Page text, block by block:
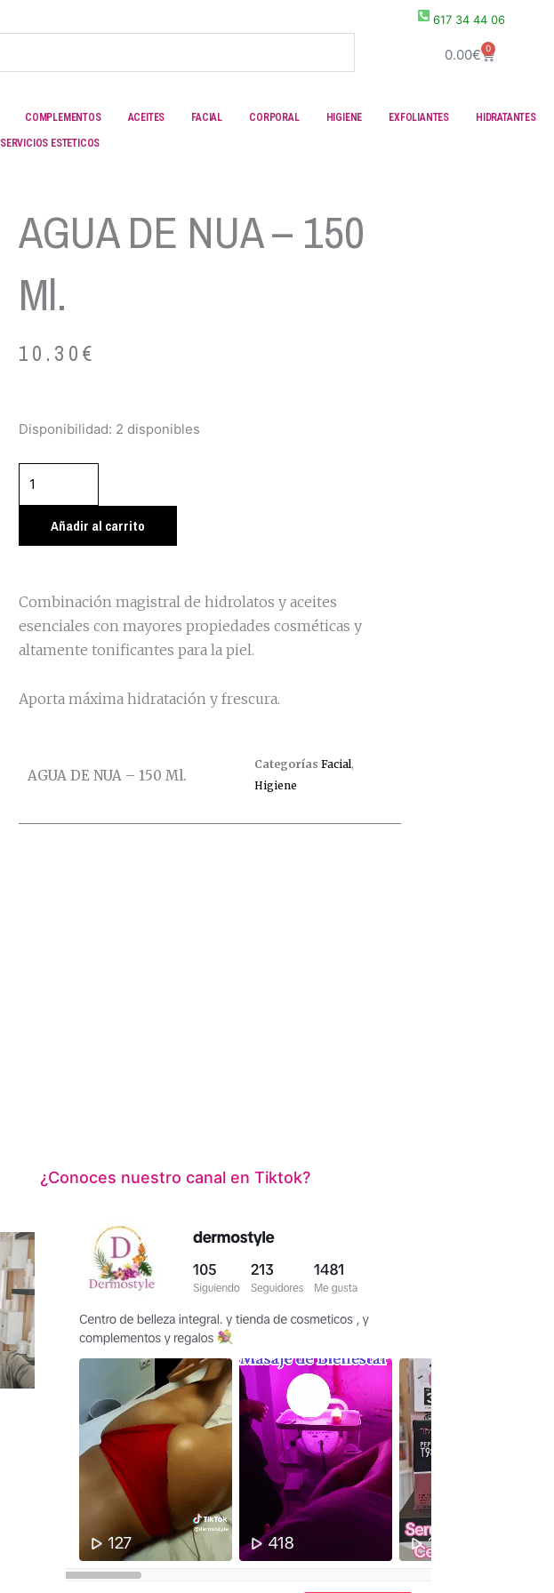
617 34 44 06
0.00€ 0 Carrito
COMPLEMENTOS ACEITES FACIAL CORPORAL HIGIENE EXFOLIANTES HIDRATANTES
SERVICIOS ESTETICOS
AGUA DE NUA – 150
Ml.
10.30€
Disponibilidad: 2 disponibles
AGUA
Añadir al carrito
Combinación magistral de hidrolatos y aceites
esenciales con mayores propiedades cosméticas y
altamente tonificantes para la piel.
Aporta máxima hidratación y frescura.
AGUA DE NUA – 150 Ml.
Categorías Facial,
Higiene
¿Conoces nuestro canal en Tiktok?